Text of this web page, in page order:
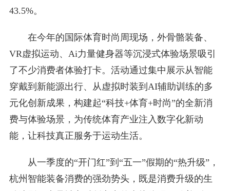
43.5%。
在今年的国际体育时尚周现场，外骨骼装备、
VR虚拟运动、Ai力量健身器等沉浸式体验场景吸引
了不少消费者体验打卡。活动通过集中展示从智能
穿戴到新能源出行、从虚拟时装到AI辅助训练的多
元化创新成果，构建起“科技+体育+时尚”的全新消
费与体验场景，为传统体育产业注入数字化新动
能，让科技真正服务于运动生活。
从一季度的“开门红”到“五一”假期的“热升级”，
杭州智能装备消费的强劲势头，既是消费升级的生